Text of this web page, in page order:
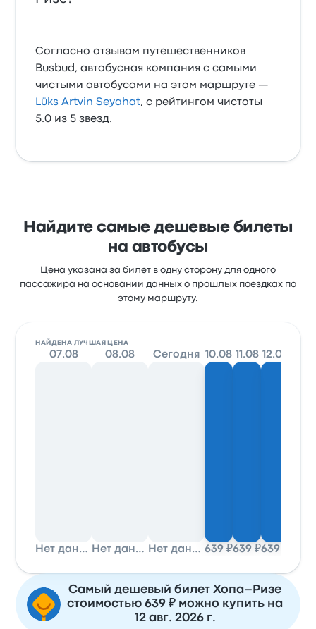
Согласно отзывам путешественников
Busbud, автобусная компания с самыми
чистыми автобусами на этом маршруте —
Lüks Artvin Seyahat, с рейтингом чистоты
5.0 из 5 звезд.
Найдите самые дешевые билеты
на автобусы
Цена указана за билет в одну сторону для одного
пассажира на основании данных о прошлых поездках по
этому маршруту.
НАЙДЕНА ЛУЧШАЯ ЦЕНА
07.08
Нет данных
08.08
Нет данных
Сегодня
Нет данных
10.08
639 ₽
11.08
639 ₽
12.08
639 ₽
Самый дешевый билет Хопа–Ризе
стоимостью 639 ₽ можно купить на
12 авг. 2026 г.